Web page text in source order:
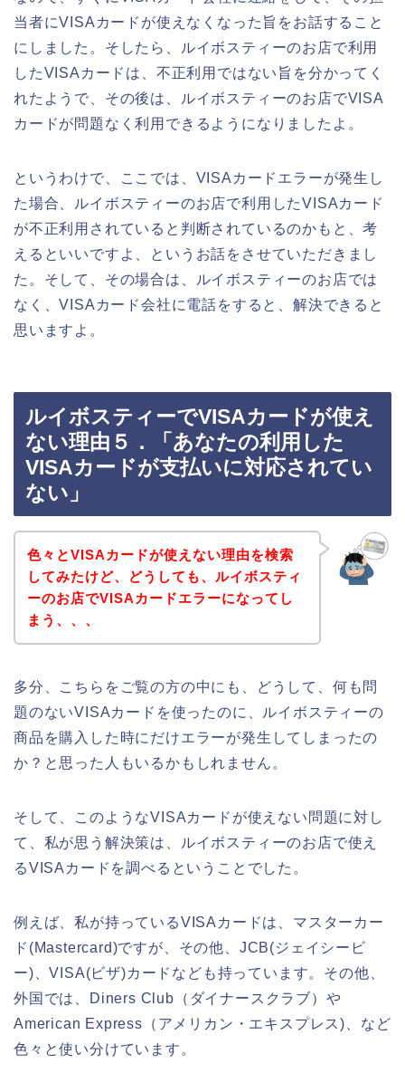
当者にVISAカードが使えなくなった旨をお話すること
にしました。そしたら、ルイボスティーのお店で利用
したVISAカードは、不正利用ではない旨を分かってく
れたようで、その後は、ルイボスティーのお店でVISA
カードが問題なく利用できるようになりましたよ。
というわけで、ここでは、VISAカードエラーが発生し
た場合、ルイボスティーのお店で利用したVISAカード
が不正利用されていると判断されているのかもと、考
えるといいですよ、というお話をさせていただきまし
た。そして、その場合は、ルイボスティーのお店では
なく、VISAカード会社に電話をすると、解決できると
思いますよ。
ルイボスティーでVISAカードが使え
ない理由５．「あなたの利用した
VISAカードが支払いに対応されてい
ない」
色々とVISAカードが使えない理由を検索
してみたけど、どうしても、ルイボスティ
ーのお店でVISAカードエラーになってし
まう、、、
多分、こちらをご覧の方の中にも、どうして、何も問
題のないVISAカードを使ったのに、ルイボスティーの
商品を購入した時にだけエラーが発生してしまったの
か？と思った人もいるかもしれません。
そして、このようなVISAカードが使えない問題に対し
て、私が思う解決策は、ルイボスティーのお店で使え
るVISAカードを調べるということでした。
例えば、私が持っているVISAカードは、マスターカー
ド(Mastercard)ですが、その他、JCB(ジェイシービ
ー)、VISA(ビザ)カードなども持っています。その他、
外国では、Diners Club（ダイナースクラブ）や
American Express（アメリカン・エキスプレス)、など
色々と使い分けています。